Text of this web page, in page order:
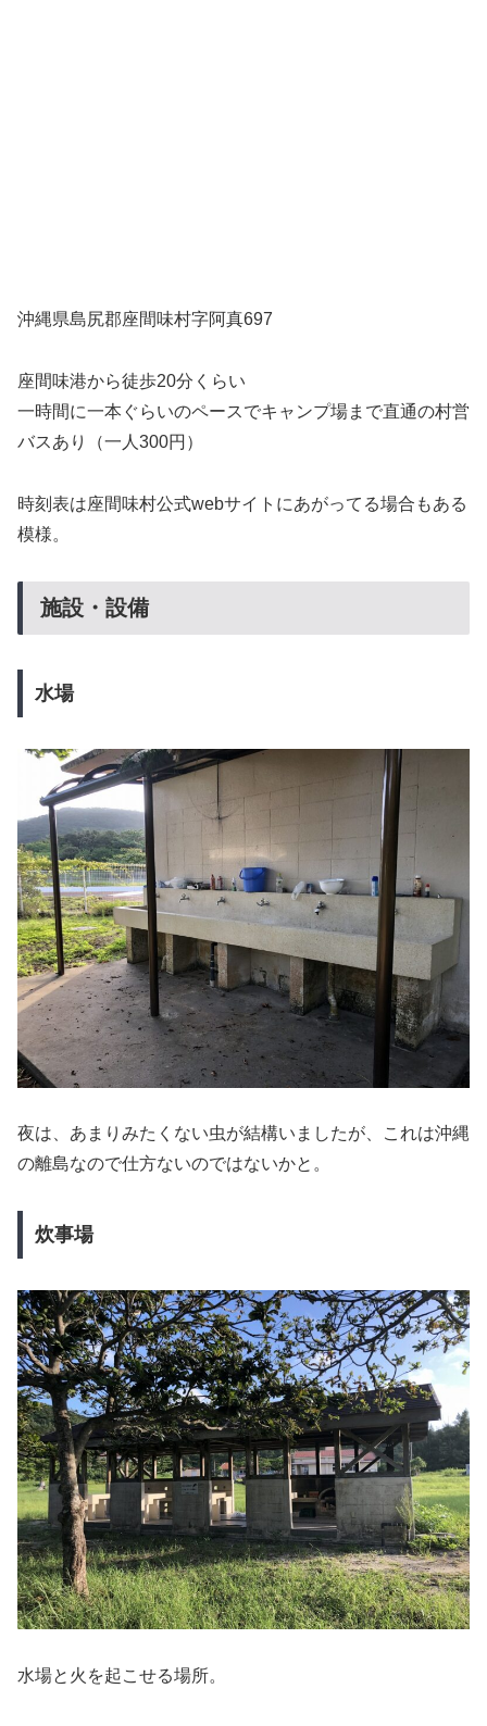
沖縄県島尻郡座間味村字阿真697
座間味港から徒歩20分くらい
一時間に一本ぐらいのペースでキャンプ場まで直通の村営
バスあり（一人300円）
時刻表は座間味村公式webサイトにあがってる場合もある
模様。
施設・設備
水場
夜は、あまりみたくない虫が結構いましたが、これは沖縄
の離島なので仕方ないのではないかと。
炊事場
水場と火を起こせる場所。